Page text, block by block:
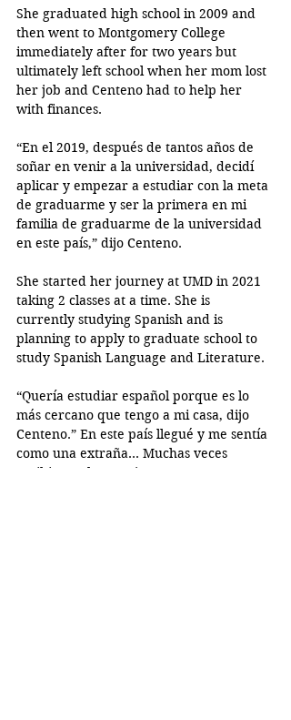
She graduated high school in 2009 and
then went to Montgomery College
immediately after for two years but
ultimately left school when her mom lost
her job and Centeno had to help her
with finances.
“En el 2019, después de tantos años de
soñar en venir a la universidad, decidí
aplicar y empezar a estudiar con la meta
de graduarme y ser la primera en mi
familia de graduarme de la universidad
en este país,” dijo Centeno.
She started her journey at UMD in 2021
taking 2 classes at a time. She is
currently studying Spanish and is
planning to apply to graduate school to
study Spanish Language and Literature.
“Quería estudiar español porque es lo
más cercano que tengo a mi casa, dijo
Centeno.” En este país llegué y me sentía
como una extraña… Muchas veces
recibimos el mensaje que nos